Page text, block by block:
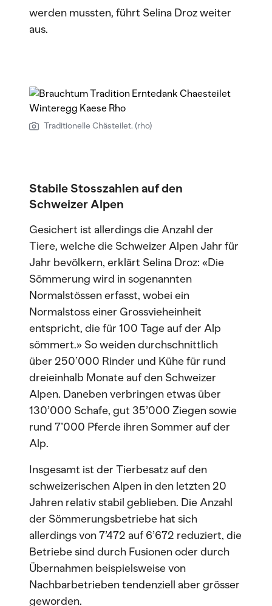
werden mussten, führt Selina Droz weiter
aus.
Traditionelle Chästeilet. (rho)
Stabile Stosszahlen auf den
Schweizer Alpen
Gesichert ist allerdings die Anzahl der
Tiere, welche die Schweizer Alpen Jahr für
Jahr bevölkern, erklärt Selina Droz: «Die
Sömmerung wird in sogenannten
Normalstössen erfasst, wobei ein
Normalstoss einer Grossvieheinheit
entspricht, die für 100 Tage auf der Alp
sömmert.» So weiden durchschnittlich
über 250’000 Rinder und Kühe für rund
dreieinhalb Monate auf den Schweizer
Alpen. Daneben verbringen etwas über
130’000 Schafe, gut 35’000 Ziegen sowie
rund 7’000 Pferde ihren Sommer auf der
Alp.
Insgesamt ist der Tierbesatz auf den
schweizerischen Alpen in den letzten 20
Jahren relativ stabil geblieben. Die Anzahl
der Sömmerungsbetriebe hat sich
allerdings von 7’472 auf 6’672 reduziert, die
Betriebe sind durch Fusionen oder durch
Übernahmen beispielsweise von
Nachbarbetrieben tendenziell aber grösser
geworden.